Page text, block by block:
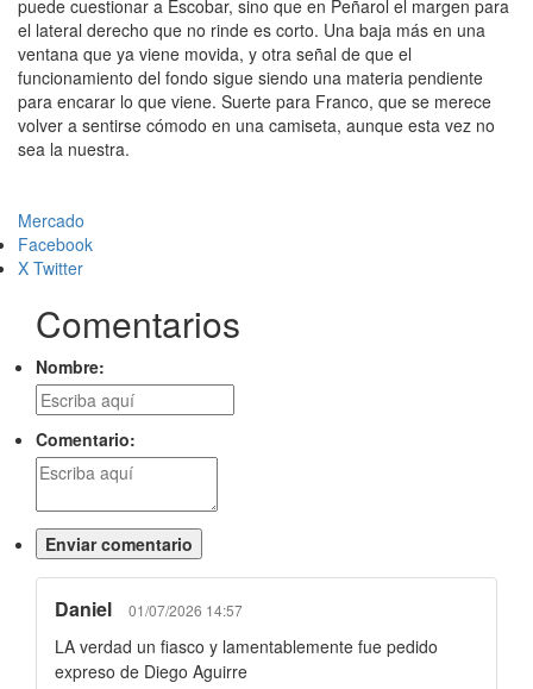
puede cuestionar a Escobar, sino que en Peñarol el margen para
el lateral derecho que no rinde es corto. Una baja más en una
ventana que ya viene movida, y otra señal de que el
funcionamiento del fondo sigue siendo una materia pendiente
para encarar lo que viene. Suerte para Franco, que se merece
volver a sentirse cómodo en una camiseta, aunque esta vez no
sea la nuestra.
Mercado
Facebook
X Twitter
Comentarios
Nombre:
Comentario:
Daniel 01/07/2026 14:57
LA verdad un fiasco y lamentablemente fue pedido
expreso de Diego Aguirre